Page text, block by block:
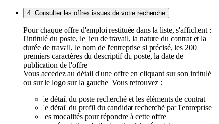
4. Consulter les offres issues de votre recherche
Pour chaque offre d'emploi restituée dans la liste, s'affichent :
l'intitulé du poste, le lieu de travail, la nature du contrat et la
durée de travail, le nom de l'entreprise si précisé, les 200
premiers caractères du descriptif du poste, la date de
publication de l'offre.
Vous accédez au détail d'une offre en cliquant sur son intitulé
ou sur le logo sur la gauche. Vous retrouvez :
le détail du poste recherché et les éléments de contrat
le détail du profil du candidat recherché par l'entreprise
les modalités pour répondre à cette offre